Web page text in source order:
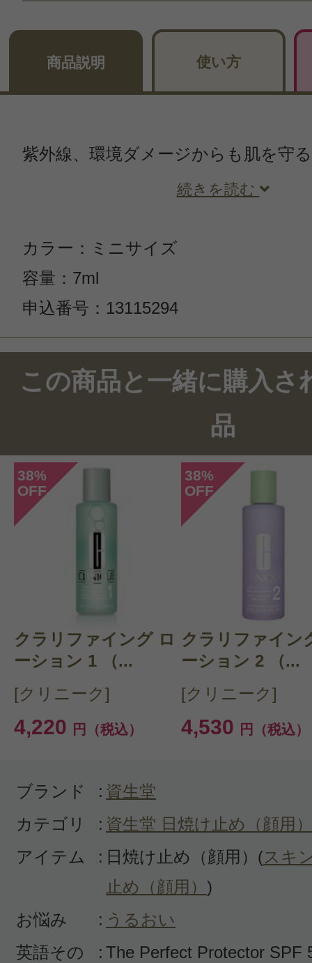
商品説明 使い方
紫外線、環境ダメージからも肌を守
続きを読む
カラー：ミニサイズ
容量：7ml
申込番号：13115294
この商品のクチコミ
1件のレビュー
投稿日：2021年07月
めす子 様
感じた効能：UVカットコスメ
購入品：ザ パーフェクト プロテ
伸びがよく化粧下地として使えます
白浮きは感じませんでした。アウト
はこれを使いたいと思っていますが
すべての1件のクチコミを見る
このコスメのレビューを書いて
この商品と一緒に購入さ
品
38%
OFF
クラリファイング ロ
ーション 1 （...
[クリニーク]
4,220 円（税込）
38%
OFF
クラリファイン
ーション 2 （...
[クリニーク]
4,530 円（税込）
ブランド : 資生堂
カテゴリ
: 資生堂 日焼け止め（顔用）
アイテム
: 日焼け止め（顔用）(スキ
止め（顔用） )
お悩み
: うるおい
英語その
: The Perfect Protector SPF